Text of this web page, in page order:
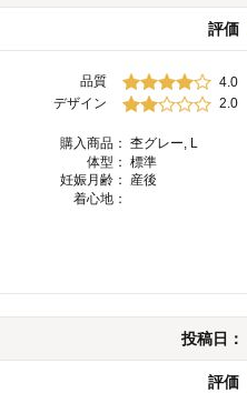
評価
品質
4.0
デザイン
2.0
購入商品： 杢グレー, L
体型： 標準
妊娠月齢：
産後
着心地：
投稿日：
評価